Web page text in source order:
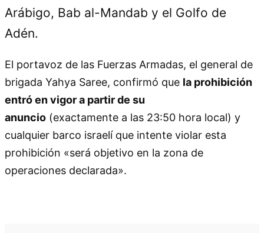
Arábigo, Bab al-Mandab y el Golfo de
Adén.
El portavoz de las Fuerzas Armadas, el general de
brigada Yahya Saree, confirmó que la prohibición
entró en vigor a partir de su
anuncio (exactamente a las 23:50 hora local) y
cualquier barco israelí que intente violar esta
prohibición «será objetivo en la zona de
operaciones declarada».